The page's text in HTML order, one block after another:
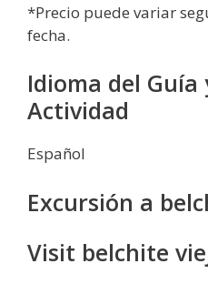
*Precio puede variar
fecha.
Idioma del Guía
Actividad
Español
Excursión a
Visit belchite